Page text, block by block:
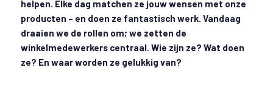
helpen. Elke dag matchen ze jouw wensen met onze
producten – en doen ze fantastisch werk. Vandaag
draaien we de rollen om; we zetten de
winkelmedewerkers centraal. Wie zijn ze? Wat doen
ze? En waar worden ze gelukkig van?